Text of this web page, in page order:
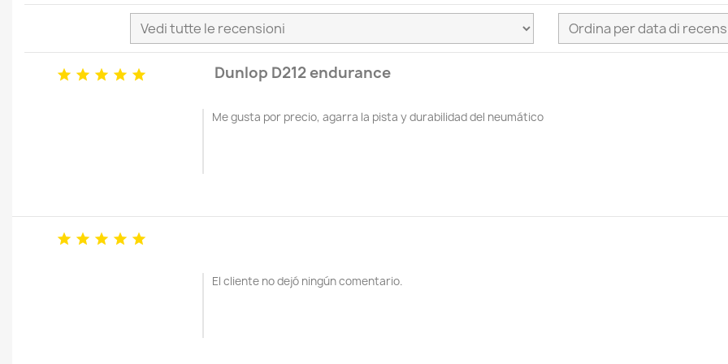
     Dunlop D212 endurance
Me gusta por precio, agarra la pista y durabilidad del neumático
    
El cliente no dejó ningún comentario.